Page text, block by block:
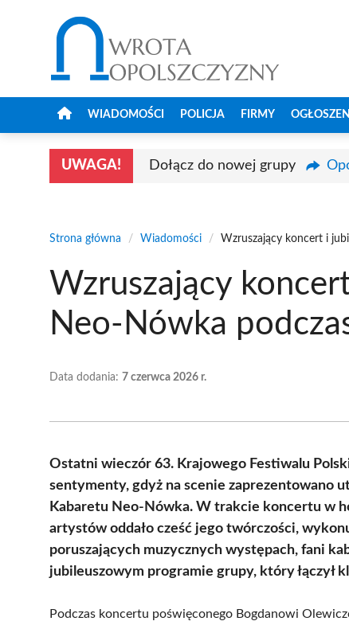
WIADOMOŚCI POLICJA FIRMY
UWAGA! Dołącz do nowej grupy
Strona główna / Wiadomości / Wzruszający koncert i
Wzruszający
Neo-Nówka
Data dodania: 7 czerwca 2026 r.
Ostatni wieczór 63. Krajowego Festiwalu
sentymenty, gdyż na scenie zaprezentowano
Kabaretu Neo-Nówka. W trakcie koncertu w
artystów oddało cześć jego twórczości,
poruszających muzycznych występach, fani
jubileuszowym programie grupy, który łączył
Podczas koncertu poświęconego Bogdanowi